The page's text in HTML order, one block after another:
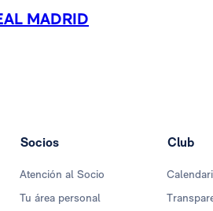
MADRID
Socios
Atención al Socio
Tu área personal
Club